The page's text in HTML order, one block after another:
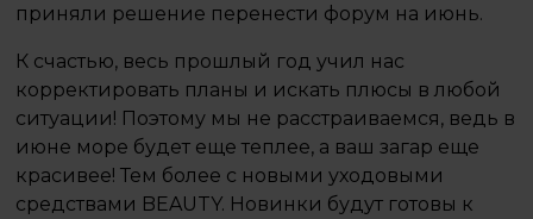
приняли решение перенести форум на июнь.
К счастью, весь прошлый год учил нас
корректировать планы и искать плюсы в любой
ситуации! Поэтому мы не расстраиваемся, ведь в
июне море будет еще теплее, а ваш загар еще
красивее! Тем более с новыми уходовыми
средствами BEAUTY. Новинки будут готовы к